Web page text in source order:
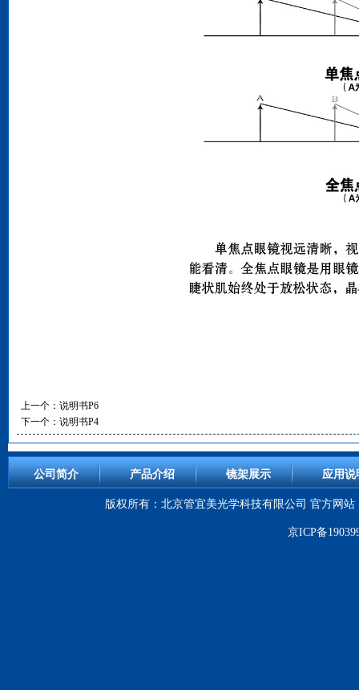
上一个： 说明书P6
下一个： 说明书P4
公司简介 产品介绍 镜架展示 应用说
版权所有：北京管宜美光学科技有限公司 官方网站
京ICP备